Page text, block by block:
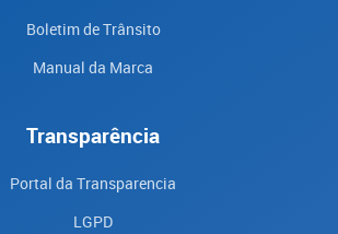
Boletim de Trânsito
Manual da Marca
Transparência
Portal da Transparencia
LGPD